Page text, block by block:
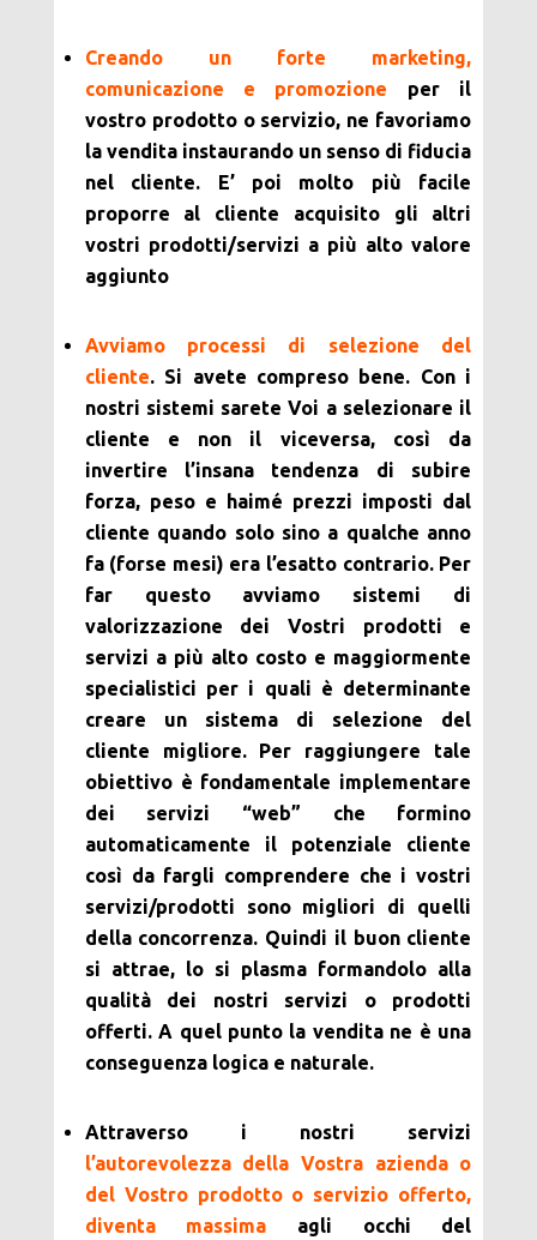
Creando un forte marketing,
comunicazione e promozione
per il
vostro prodotto o servizio, ne favoriamo
la vendita instaurando un senso di fiducia
nel cliente. E’ poi molto più facile
proporre al cliente acquisito gli altri
vostri prodotti/servizi a più alto valore
aggiunto
Avviamo processi di selezione del
cliente. Si avete compreso bene. Con i
nostri sistemi sarete Voi a selezionare il
cliente e non il viceversa, così da
invertire l’insana tendenza di subire
forza, peso e haimé prezzi imposti dal
cliente quando solo sino a qualche anno
fa (forse mesi) era l’esatto contrario. Per
far questo avviamo sistemi di
valorizzazione dei Vostri prodotti e
servizi a più alto costo e maggiormente
specialistici per i quali è determinante
creare un sistema di selezione del
cliente migliore. Per raggiungere tale
obiettivo è fondamentale implementare
dei servizi “web” che formino
automaticamente il potenziale cliente
così da fargli comprendere che i vostri
servizi/prodotti sono migliori di quelli
della concorrenza. Quindi il buon cliente
si attrae, lo si plasma formandolo alla
qualità dei nostri servizi o prodotti
offerti. A quel punto la vendita ne è una
conseguenza logica e naturale.
Attraverso i nostri servizi
l’autorevolezza della Vostra azienda o
del Vostro prodotto o servizio offerto,
diventa massima agli occhi del